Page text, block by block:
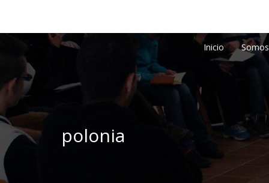
Inicio Somos
polonia